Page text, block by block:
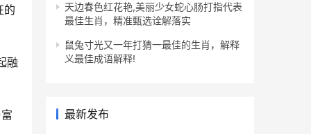
的
融
天边春色红花艳,美丽少女蛇心肠打指代表
最佳生肖，精准甄选诠解落实
鼠兔寸光又一年打猜一最佳的生肖，解释
义最佳成语解释!
最新发布